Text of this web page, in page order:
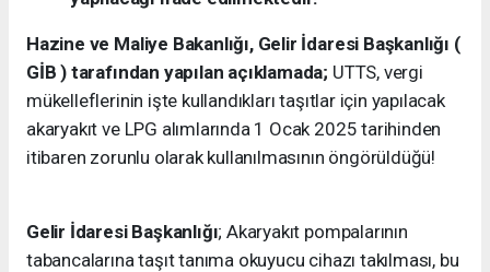
Hazine ve Maliye Bakanlığı, Gelir İdaresi Başkanlığı (
GİB ) tarafından yapılan açıklamada; UTTS, vergi
mükelleflerinin işte kullandıkları taşıtlar için yapılacak
akaryakıt ve LPG alımlarında 1 Ocak 2025 tarihinden
itibaren zorunlu olarak kullanılmasının öngörüldüğü!
Gelir İdaresi Başkanlığı; Akaryakıt pompalarının
tabancalarına taşıt tanıma okuyucu cihazı takılması, bu